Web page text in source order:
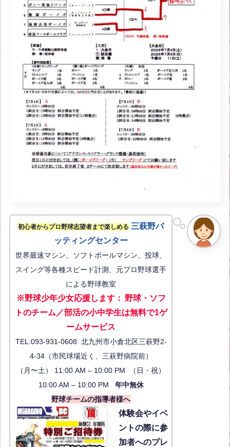
初心者からプロ野球志望者まで楽しめる 三萩野バ
ッティングセンター
世界最速マシン、ソフトボールマシン、投球、
スイング等各種スピード計測、元プロ野球選手
による野球教室
※野球少年少女応援します： 野球・ソフ
トのチーム／部活の小中学生は無料で1ゲ
ームサービス
TEL:093-931-0608 北九州市小倉北区三萩野2-
4-34（市民球場近く、三萩野病院前）
（月〜土） 11:00 AM – 10:00 PM （日・祝）
10:00 AM – 10:00 PM 年中無休
野球チームの指導者様へ
体験会やイベ
ントの際に参
加者へのプレ